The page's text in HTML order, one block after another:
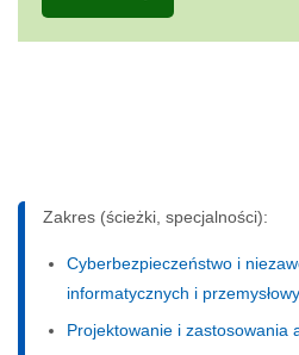
Zakres (ścieżki, specjalności):
Cyberbezpieczeństwo i
informatycznych i
Projektowanie i zastosowania